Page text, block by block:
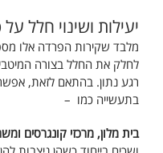
יעילות ושינוי חלל
מלבד שקירות הפרדה אלו
לחלק את החלל בצורה
רגע נתון. בהתאם לזאת,
בתעשייה כמו –
בית מלון, מרכזי קונגרסים